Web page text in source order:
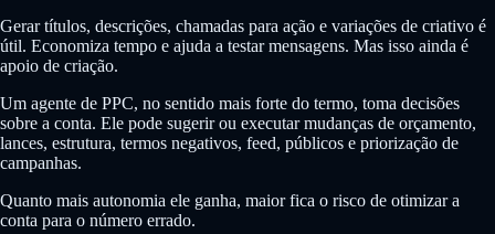
Gerar títulos, descrições, chamadas para ação e variações de criativo é
útil. Economiza tempo e ajuda a testar mensagens. Mas isso ainda é
apoio de criação.
Um agente de PPC, no sentido mais forte do termo, toma decisões
sobre a conta. Ele pode sugerir ou executar mudanças de orçamento,
lances, estrutura, termos negativos, feed, públicos e priorização de
campanhas.
Quanto mais autonomia ele ganha, maior fica o risco de otimizar a
conta para o número errado.